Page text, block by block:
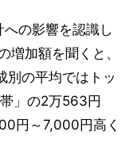
の影響を認識し
増加額を聞くと、
別の平均ではトッ
」の2万563円
円～7,000円高く